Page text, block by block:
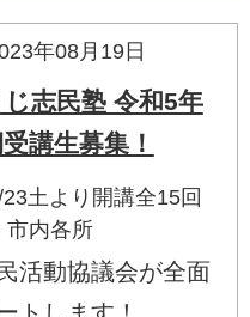
年08月19日
志民塾 令和5年
講生募集！
土より開講全15回
市内各所
活動協議会が全面